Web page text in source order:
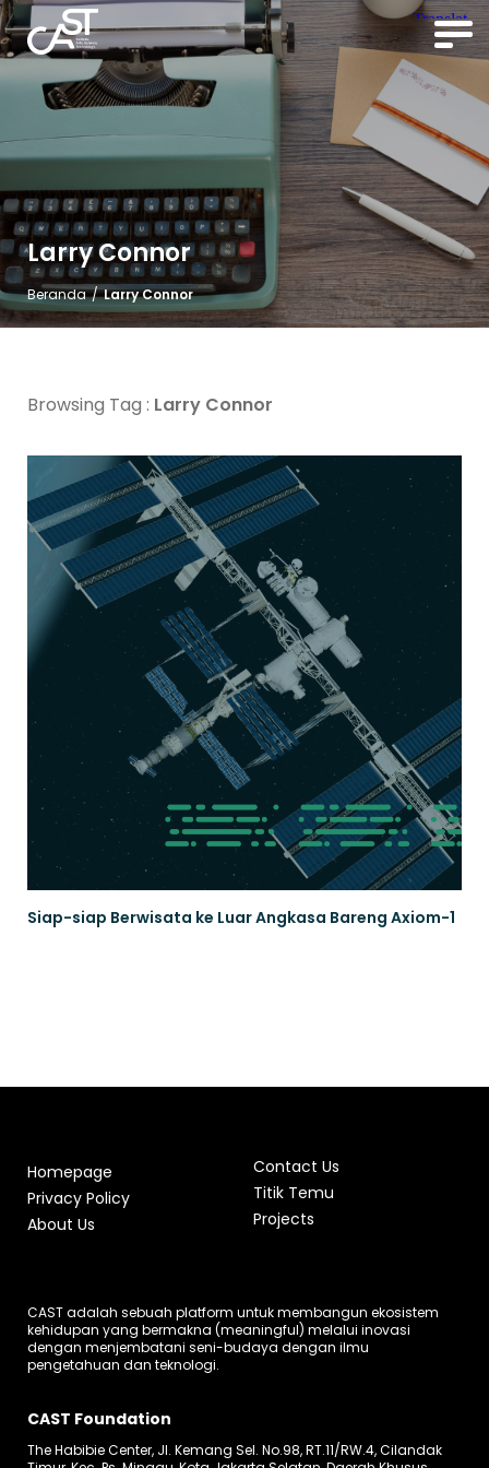
Larry Connor
Beranda / Larry Connor
Browsing Tag : Larry Connor
Siap-siap Berwisata ke Luar Angkasa Bareng Axiom-1
Homepage
Privacy Policy
About Us
Contact Us
Titik Temu
Projects
CAST adalah sebuah platform untuk membangun ekosistem
kehidupan yang bermakna (meaningful) melalui inovasi
dengan menjembatani seni-budaya dengan ilmu
pengetahuan dan teknologi.
CAST Foundation
The Habibie Center, Jl. Kemang Sel. No.98, RT.11/RW.4, Cilandak